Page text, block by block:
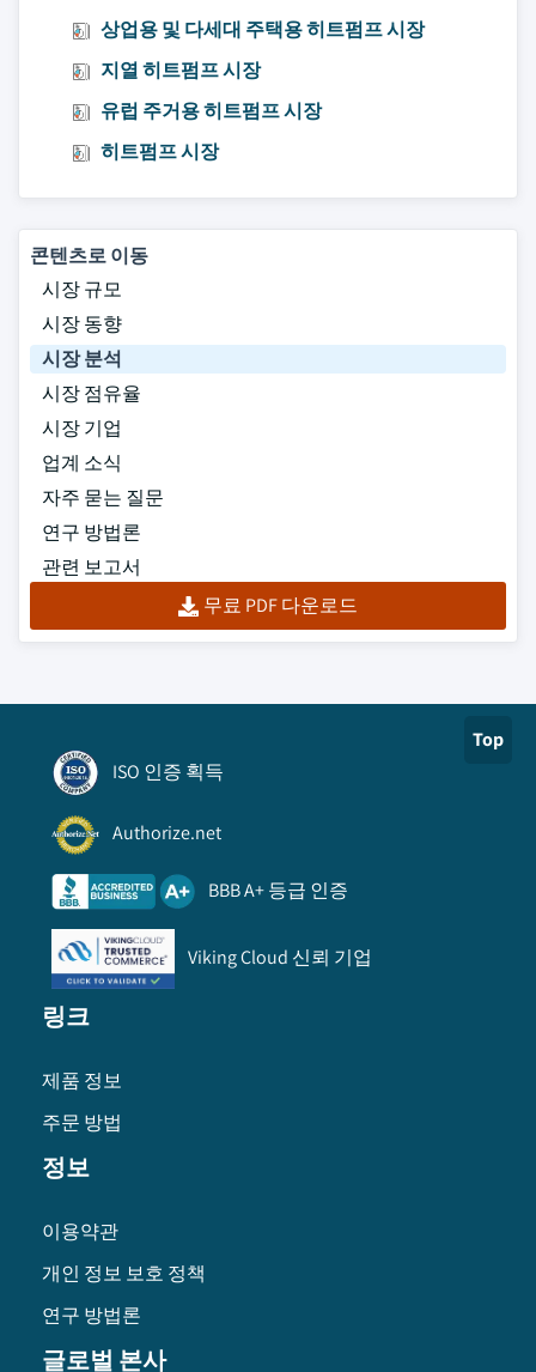
상업용 및 다세대 주택용 히트펌프 시장
지열 히트펌프 시장
유럽 주거용 히트펌프 시장
히트펌프 시장
콘텐츠로 이동
시장 규모
시장 동향
시장 분석
시장 점유율
시장 기업
업계 소식
자주 묻는 질문
연구 방법론
관련 보고서
무료 PDF 다운로드
Top
ISO 인증 획득
Authorize.net
BBB A+ 등급 인증
Viking Cloud 신뢰 기업
링크
제품 정보
주문 방법
정보
이용약관
개인 정보 보호 정책
연구 방법론
글로벌 본사